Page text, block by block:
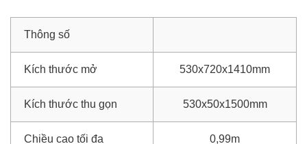
Thông số
Kích thước mở 530x720x1410mm
Kích thước thu gọn 530x50x1500mm
Chiều cao tối đa 0,99m